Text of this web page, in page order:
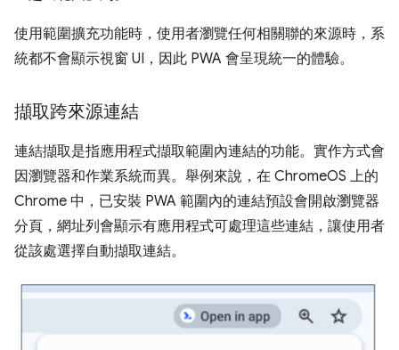
使用範圍擴充功能時，使用者瀏覽任何相關聯的來源時，系
統都不會顯示視窗 UI，因此 PWA 會呈現統一的體驗。
擷取跨來源連結
連結擷取是指應用程式擷取範圍內連結的功能。實作方式會
因瀏覽器和作業系統而異。舉例來說，在 ChromeOS 上的
Chrome 中，已安裝 PWA 範圍內的連結預設會開啟瀏覽器
分頁，網址列會顯示有應用程式可處理這些連結，讓使用者
從該處選擇自動擷取連結。